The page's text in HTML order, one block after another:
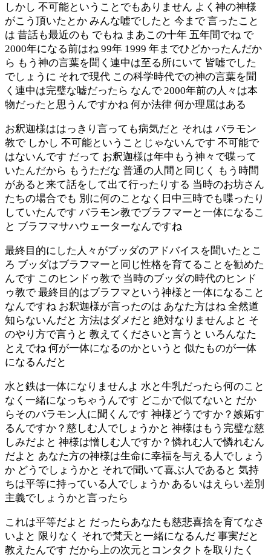
しかし 不可能ということでもありません よく神の神様
がこう頂いたとか みんな嘘でしたと 今まで 言ったこと
は 昔話も最近のも でもね まあこの十年 五年間でね で
2000年になる前はね 99年 1999 年までひどかったんだか
ら もう神の言葉を聞く連中は至る所にいて 皆嘘でした
でしょうに それで現代 この科学時代での神の言葉を聞
く連中は完璧な嘘だったら なんで 2000年前の人々は本
物だったと思うんですかね 何か法律 何か理屈はある
お釈迦様ははっきり言っても病気だと それは バラモン
教で しかし 不可能ということじゃないんです 不可能で
はないんです だって お釈迦様は年中もう神々で喋って
いたんだから もうただな 普通の人間と同じく もう時間
があると来て話をして出て行ったりする 当時のお坊さん
たちの場合でも 別に何のことなく日中三時でも喋ったり
していたんです バラモン教でブラフマーと一体になるこ
と ブラフマサハウェーターなんですね
最終目的にした人々がブッダのアドバイスを聞いたとこ
ろ ブッダはブラフマーと同じ性格を育てることを勧めた
んです このヒンドゥ教で 当時のブッダの時代のヒンド
ゥ教で 最終目的はブラフマという神様と一体になること
なんですね お釈迦様が言ったのは あなた方はね 全然道
知らないんだと 方法はダメだと 絶対なりませんよと そ
のやり方で言うと 教えてくださいと言うと いろんなた
とえでね 何が一体になるのかというと 似たものが一体
になるんだと
水と鉄は一体になりませんよ 水と牛乳だったら何のこと
なく一緒になっちゃうんです どこかで似てないと だか
らそのバラモン人に聞くんです 神様どうですか？嫉妬す
るんですか？慈しむ人でしょうかと 神様はもう完璧な慈
しみだよと 神様は憎しむ人ですか？憐れむ人で憐れむん
だよと あなた方の神様は生命に幸福を与える人でしょう
か どうでしょうかと それで聞いて喜ぶ人であると 気持
ちは平等に持っている人でしょうか あるいはえらい差別
主義でしょうかと言ったら
これは平等だよと だったらあなたも慈悲喜捨を育てなさ
いよと 限りなく それで梵天と一緒になるんだ 事実だと
教えたんです だから上の次元とコンタクトを取りたく